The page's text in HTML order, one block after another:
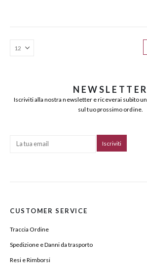
NEWSLETTER
Iscriviti alla nostra newsletter e riceverai subito un
sul tuo prossimo ordine.
CUSTOMER SERVICE
Traccia Ordine
Spedizione e Danni da trasporto
Resi e Rimborsi